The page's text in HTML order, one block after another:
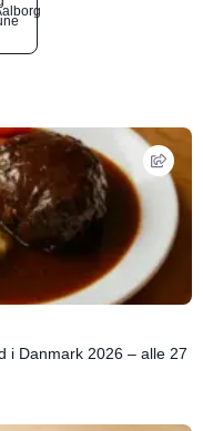
i Danmark 2026 – alle 27